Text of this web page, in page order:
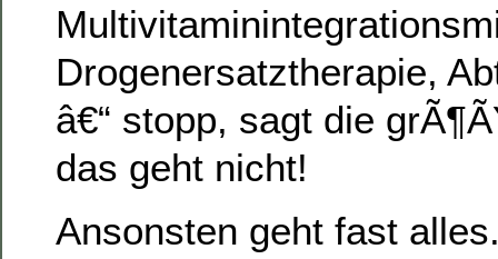
Drogenersatztherapie,
â€“ stopp, sagt die
das geht nicht!
Ansonsten geht fast